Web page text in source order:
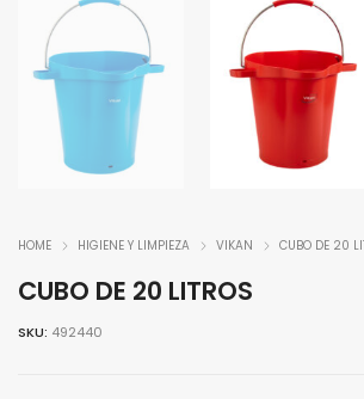
HOME HIGIENE Y LIMPIEZA VIKAN CUBO DE 20
CUBO DE 20 LITROS
SKU: 492440